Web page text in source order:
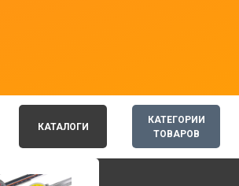
КАТЕГОРИИ
ТОВАРОВ
КАТАЛОГИ